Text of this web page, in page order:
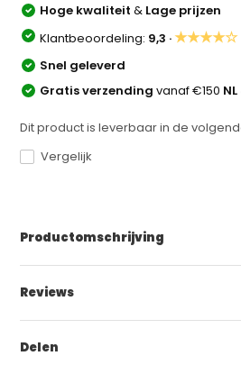
Hoge kwaliteit& Lage prijzen
Klantbeoordeling: 9,3 ·★★★★☆
Snel geleverd
Gratis verzendingvanaf €150 NL
Dit product is leverbaar in de
Vergelijk
Productomschrijving
Reviews
Delen